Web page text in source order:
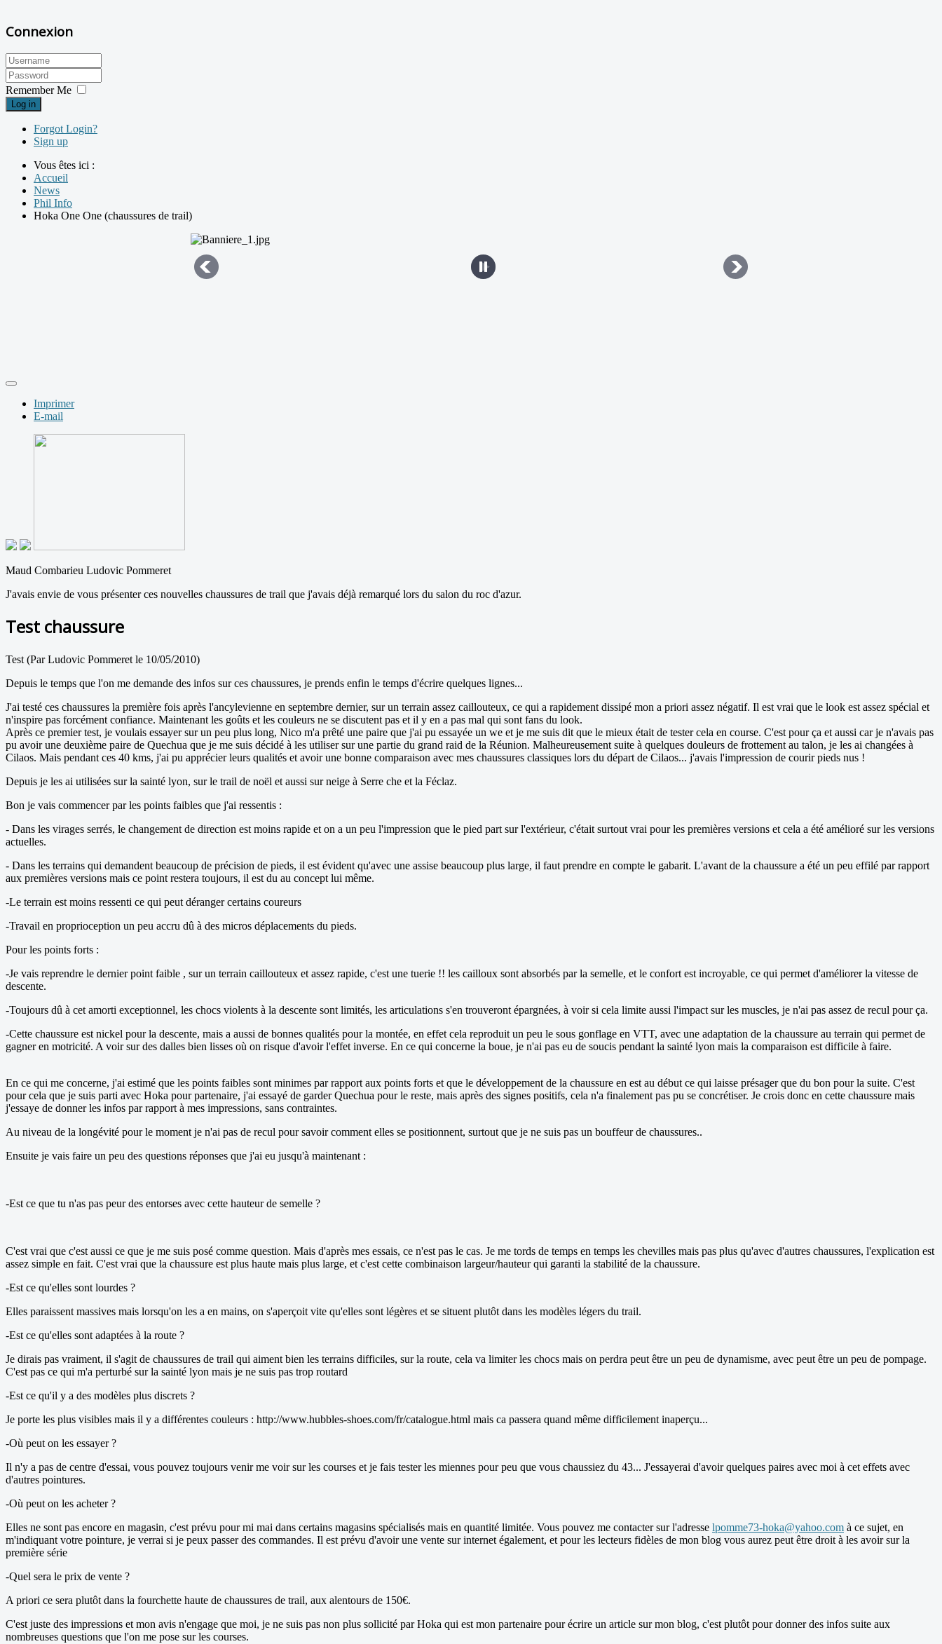
Connexion
Remember Me
Log in
Forgot Login?
Sign up
Vous êtes ici :
Accueil
News
Phil Info
Hoka One One (chaussures de trail)
Imprimer
E-mail
Maud Combarieu Ludovic Pommeret
J'avais envie de vous présenter ces nouvelles chaussures de trail que j'avais déjà remarqué lors du salon du roc d'azur.
Test chaussure
Test (Par Ludovic Pommeret le 10/05/2010)
Depuis le temps que l'on me demande des infos sur ces chaussures, je prends enfin le temps d'écrire quelques lignes...
J'ai testé ces chaussures la première fois après l'ancylevienne en septembre dernier, sur un terrain assez caillouteux, ce qui a rapidement dissipé mon a priori assez négatif. Il est vrai que le look est assez spécial et
n'inspire pas forcément confiance. Maintenant les goûts et les couleurs ne se discutent pas et il y en a pas mal qui sont fans du look.
Après ce premier test, je voulais essayer sur un peu plus long, Nico m'a prêté une paire que j'ai pu essayée un we et je me suis dit que le mieux était de tester cela en course. C'est pour ça et aussi car je n'avais pas
pu avoir une deuxième paire de Quechua que je me suis décidé à les utiliser sur une partie du grand raid de la Réunion. Malheureusement suite à quelques douleurs de frottement au talon, je les ai changées à
Cilaos. Mais pendant ces 40 kms, j'ai pu apprécier leurs qualités et avoir une bonne comparaison avec mes chaussures classiques lors du départ de Cilaos... j'avais l'impression de courir pieds nus !
Depuis je les ai utilisées sur la sainté lyon, sur le trail de noël et aussi sur neige à Serre che et la Féclaz.
Bon je vais commencer par les points faibles que j'ai ressentis :
- Dans les virages serrés, le changement de direction est moins rapide et on a un peu l'impression que le pied part sur l'extérieur, c'était surtout vrai pour les premières versions et cela a été amélioré sur les versions
actuelles.
- Dans les terrains qui demandent beaucoup de précision de pieds, il est évident qu'avec une assise beaucoup plus large, il faut prendre en compte le gabarit. L'avant de la chaussure a été un peu effilé par rapport
aux premières versions mais ce point restera toujours, il est du au concept lui même.
-Le terrain est moins ressenti ce qui peut déranger certains coureurs
-Travail en proprioception un peu accru dû à des micros déplacements du pieds.
Pour les points forts :
-Je vais reprendre le dernier point faible , sur un terrain caillouteux et assez rapide, c'est une tuerie !! les cailloux sont absorbés par la semelle, et le confort est incroyable, ce qui permet d'améliorer la vitesse de
descente.
-Toujours dû à cet amorti exceptionnel, les chocs violents à la descente sont limités, les articulations s'en trouveront épargnées, à voir si cela limite aussi l'impact sur les muscles, je n'ai pas assez de recul pour ça.
-Cette chaussure est nickel pour la descente, mais a aussi de bonnes qualités pour la montée, en effet cela reproduit un peu le sous gonflage en VTT, avec une adaptation de la chaussure au terrain qui permet de
gagner en motricité. A voir sur des dalles bien lisses où on risque d'avoir l'effet inverse. En ce qui concerne la boue, je n'ai pas eu de soucis pendant la sainté lyon mais la comparaison est difficile à faire.
En ce qui me concerne, j'ai estimé que les points faibles sont minimes par rapport aux points forts et que le développement de la chaussure en est au début ce qui laisse présager que du bon pour la suite. C'est
pour cela que je suis parti avec Hoka pour partenaire, j'ai essayé de garder Quechua pour le reste, mais après des signes positifs, cela n'a finalement pas pu se concrétiser. Je crois donc en cette chaussure mais
j'essaye de donner les infos par rapport à mes impressions, sans contraintes.
Au niveau de la longévité pour le moment je n'ai pas de recul pour savoir comment elles se positionnent, surtout que je ne suis pas un bouffeur de chaussures..
Ensuite je vais faire un peu des questions réponses que j'ai eu jusqu'à maintenant :
-Est ce que tu n'as pas peur des entorses avec cette hauteur de semelle ?
C'est vrai que c'est aussi ce que je me suis posé comme question. Mais d'après mes essais, ce n'est pas le cas. Je me tords de temps en temps les chevilles mais pas plus qu'avec d'autres chaussures, l'explication est
assez simple en fait. C'est vrai que la chaussure est plus haute mais plus large, et c'est cette combinaison largeur/hauteur qui garanti la stabilité de la chaussure.
-Est ce qu'elles sont lourdes ?
Elles paraissent massives mais lorsqu'on les a en mains, on s'aperçoit vite qu'elles sont légères et se situent plutôt dans les modèles légers du trail.
-Est ce qu'elles sont adaptées à la route ?
Je dirais pas vraiment, il s'agit de chaussures de trail qui aiment bien les terrains difficiles, sur la route, cela va limiter les chocs mais on perdra peut être un peu de dynamisme, avec peut être un peu de pompage.
C'est pas ce qui m'a perturbé sur la sainté lyon mais je ne suis pas trop routard
-Est ce qu'il y a des modèles plus discrets ?
Je porte les plus visibles mais il y a différentes couleurs : http://www.hubbles-shoes.com/fr/catalogue.html mais ca passera quand même difficilement inaperçu...
-Où peut on les essayer ?
Il n'y a pas de centre d'essai, vous pouvez toujours venir me voir sur les courses et je fais tester les miennes pour peu que vous chaussiez du 43... J'essayerai d'avoir quelques paires avec moi à cet effets avec
d'autres pointures.
-Où peut on les acheter ?
Elles ne sont pas encore en magasin, c'est prévu pour mi mai dans certains magasins spécialisés mais en quantité limitée. Vous pouvez me contacter sur l'adresse lpomme73-hoka@yahoo.com à ce sujet, en
m'indiquant votre pointure, je verrai si je peux passer des commandes. Il est prévu d'avoir une vente sur internet également, et pour les lecteurs fidèles de mon blog vous aurez peut être droit à les avoir sur la
première série
-Quel sera le prix de vente ?
A priori ce sera plutôt dans la fourchette haute de chaussures de trail, aux alentours de 150€.
C'est juste des impressions et mon avis n'engage que moi, je ne suis pas non plus sollicité par Hoka qui est mon partenaire pour écrire un article sur mon blog, c'est plutôt pour donner des infos suite aux
nombreuses questions que l'on me pose sur les courses.